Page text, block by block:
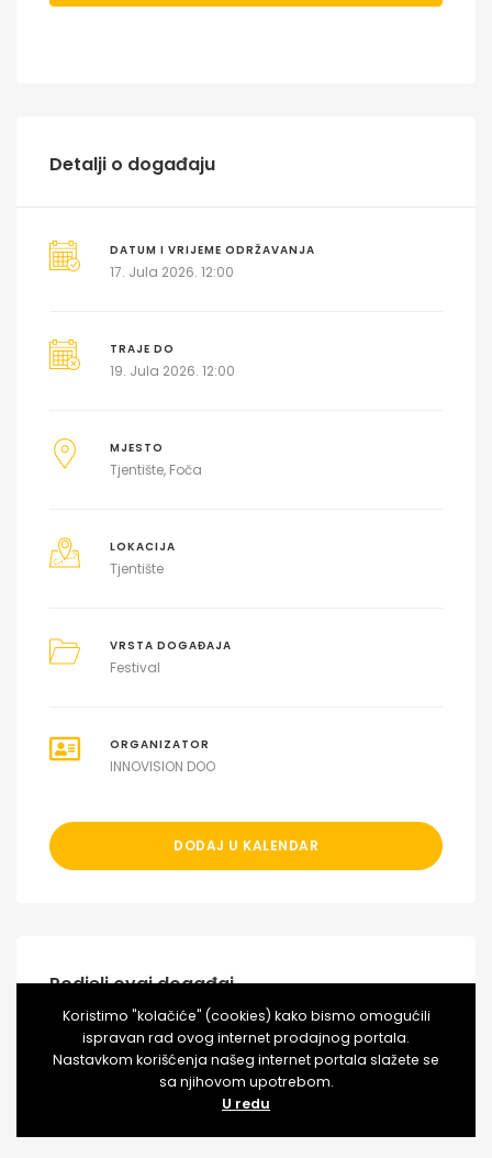
Detalji o događaju
DATUM I VRIJEME ODRŽAVANJA
17. Jula 2026. 12:00
TRAJE DO
19. Jula 2026. 12:00
MJESTO
Tjentište, Foča
LOKACIJA
Tjentište
VRSTA DOGAĐAJA
Festival
ORGANIZATOR
INNOVISION DOO
DODAJ U KALENDAR
Podjeli ovaj događaj
Koristimo "kolačiće" (cookies) kako bismo omogućili
ispravan rad ovog internet prodajnog portala.
Nastavkom korišćenja našeg internet portala slažete se
sa njihovom upotrebom.
U redu